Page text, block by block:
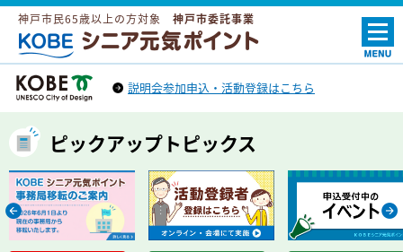
神戸市民65歳以上の方対象 神戸市委託事業
ＫＯＢＥシニア元気ポイント
（外部リンク）
説明会参加申込・活動登録はこちら
ピックアップトピックス
Prev Next